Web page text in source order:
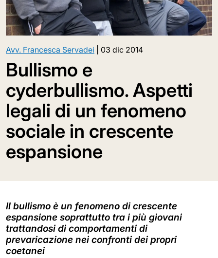
Avv. Francesca Servadei 03 dic 2014
Bullismo e
cyderbullismo. Aspetti
legali di un fenomeno
sociale in crescente
espansione
Il bullismo è un fenomeno di crescente
espansione soprattutto tra i più giovani
trattandosi di comportamenti di
prevaricazione nei confronti dei propri
coetanei